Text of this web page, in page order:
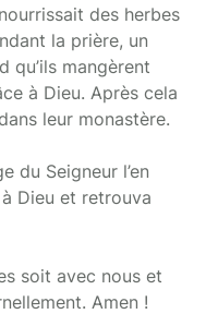
des herbes
la prière, un
qu’ils mangèrent
à Dieu. Après cela
leur monastère.
du Seigneur l’en
Dieu et retrouva
soit avec nous et
Amen !